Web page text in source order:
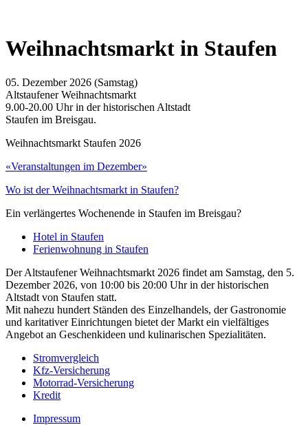
Weihnachtsmarkt in Staufen
05. Dezember 2026 (Samstag)
Altstaufener Weihnachtsmarkt
9.00-20.00 Uhr in der historischen Altstadt
Staufen im Breisgau.
Weihnachtsmarkt Staufen 2026
«Veranstaltungen im Dezember»
Wo ist der Weihnachtsmarkt in Staufen?
Ein verlängertes Wochenende in Staufen im Breisgau?
Hotel in Staufen
Ferienwohnung in Staufen
Der Altstaufener Weihnachtsmarkt 2026 findet am Samstag, den 5.
Dezember 2026, von 10:00 bis 20:00 Uhr in der historischen
Altstadt von Staufen statt.
Mit nahezu hundert Ständen des Einzelhandels, der Gastronomie
und karitativer Einrichtungen bietet der Markt ein vielfältiges
Angebot an Geschenkideen und kulinarischen Spezialitäten.
Stromvergleich
Kfz-Versicherung
Motorrad-Versicherung
Kredit
Impressum